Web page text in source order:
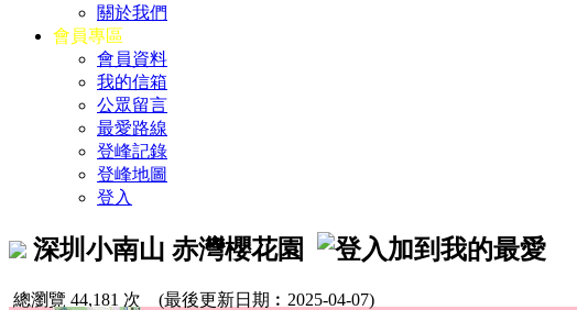
關於我們
會員專區
會員資料
我的信箱
公眾留言
最愛路線
登峰記錄
登峰地圖
登入
深圳小南山 赤灣櫻花園
總瀏覽 44,181 次 (最後更新日期︰2025-04-07)